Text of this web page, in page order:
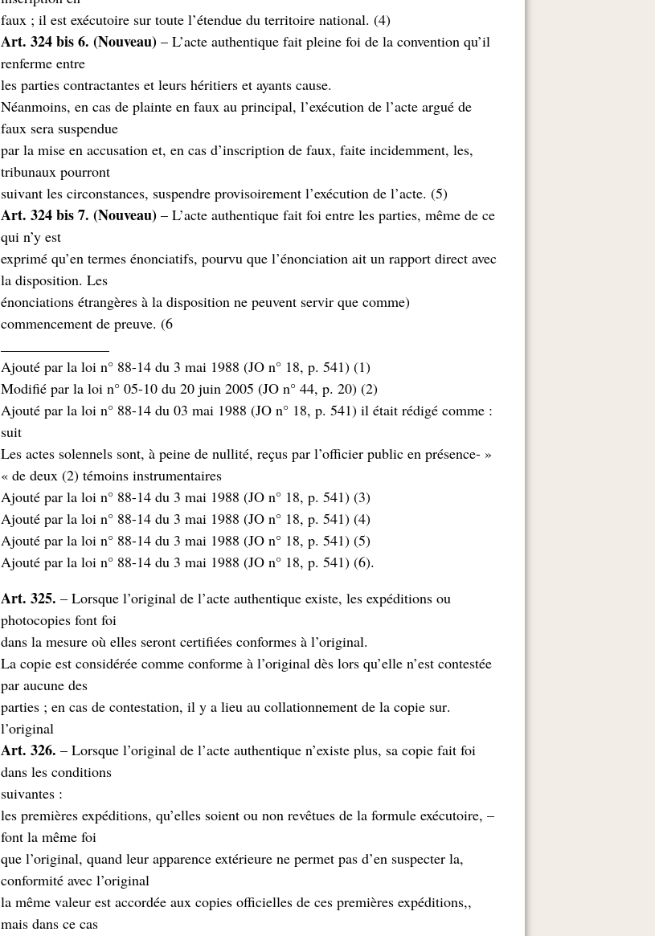
(faux ; il est exécutoire sur toute l’étendue du territoire national. (4
Art. 324 bis 6. (Nouveau)– L’acte authentique fait pleine foi de la convention qu’il
renferme entre
.les parties contractantes et leurs héritiers et ayants cause
Néanmoins, en cas de plainte en faux au principal, l’exécution de l’acte argué de
faux sera suspendue
,par la mise en accusation et, en cas d’inscription de faux, faite incidemment, les
tribunaux pourront
(suivant les circonstances, suspendre provisoirement l’exécution de l’acte. (5
Art. 324 bis 7. (Nouveau)– L’acte authentique fait foi entre les parties, même de ce
qui n’y est
exprimé qu’en termes énonciatifs, pourvu que l’énonciation ait un rapport direct avec
la disposition. Les
(énonciations étrangères à la disposition ne peuvent servir que comme
commencement de preuve. (6
(1) Ajouté par la loi n° 88-14 du 3 mai 1988 (JO n° 18, p. 541)
(2) Modifié par la loi n° 05-10 du 20 juin 2005 (JO n° 44, p. 20)
: Ajouté par la loi n° 88-14 du 03 mai 1988 (JO n° 18, p. 541) il était rédigé comme
suit
« -Les actes solennels sont, à peine de nullité, reçus par l’officier public en présence
de deux (2) témoins instrumentaires »
(3) Ajouté par la loi n° 88-14 du 3 mai 1988 (JO n° 18, p. 541)
(4) Ajouté par la loi n° 88-14 du 3 mai 1988 (JO n° 18, p. 541)
(5) Ajouté par la loi n° 88-14 du 3 mai 1988 (JO n° 18, p. 541)
.(6) Ajouté par la loi n° 88-14 du 3 mai 1988 (JO n° 18, p. 541)
Art. 325. – Lorsque l’original de l’acte authentique existe, les expéditions ou
photocopies font foi
.dans la mesure où elles seront certifiées conformes à l’original
La copie est considérée comme conforme à l’original dès lors qu’elle n’est contestée
par aucune des
.parties ; en cas de contestation, il y a lieu au collationnement de la copie sur
l’original
Art. 326. – Lorsque l’original de l’acte authentique n’existe plus, sa copie fait foi
dans les conditions
: suivantes
– les premières expéditions, qu’elles soient ou non revêtues de la formule exécutoire,
font la même foi
,que l’original, quand leur apparence extérieure ne permet pas d’en suspecter la
conformité avec l’original
,la même valeur est accordée aux copies officielles de ces premières expéditions,
mais dans ce cas